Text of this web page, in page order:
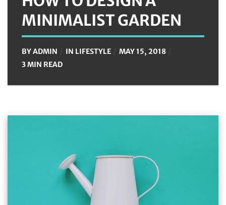
MINIMALIST GARDEN
BYADMIN IN LIFESTYLE
MAY 15, 2018
3 MIN READ